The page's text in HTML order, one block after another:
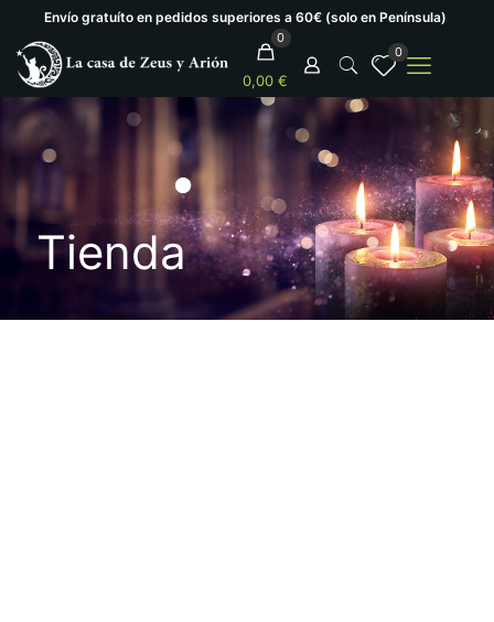
Envío gratuíto en pedidos superiores a 60€ (solo en Península)
0
0,00 €
0
Tienda